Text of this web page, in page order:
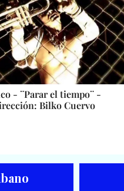
- ¨Parar el tiempo¨ -
Bilko Cuervo